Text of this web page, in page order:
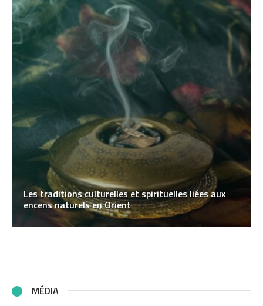
Les traditions culturelles et spirituelles liées aux
encens naturels en Orient
MÉDIA